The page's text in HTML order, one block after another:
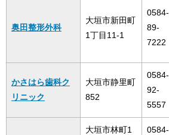
奥田整形外科
大垣市新田町
1丁目11-1
0584-
89-
7222
かさはら歯科ク
リニック
大垣市静里町
852
0584-
92-
5557
大垣市林町1
0584-